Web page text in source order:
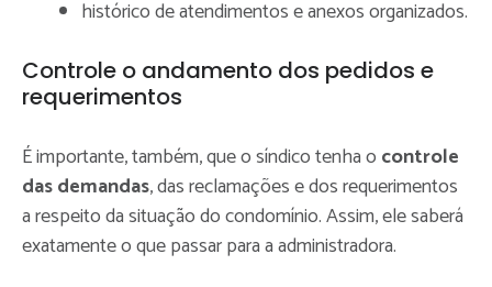
histórico de atendimentos e anexos organizados.
Controle o andamento dos pedidos e
requerimentos
É importante, também, que o síndico tenha o controle
das demandas, das reclamações e dos requerimentos
a respeito da situação do condomínio. Assim, ele saberá
exatamente o que passar para a administradora.